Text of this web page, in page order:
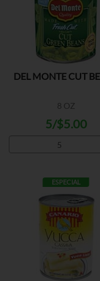
DEL MONTE CUT
8 OZ
5/$5.00
ESPECIAL